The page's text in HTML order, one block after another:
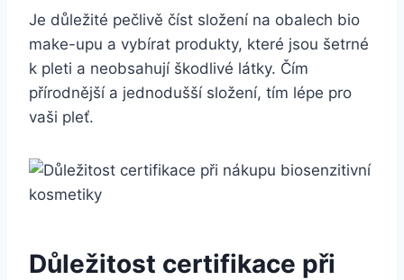
Je ⁢důležité pečlivě číst‌ složení‍ na obalech bio
make-upu a vybírat produkty, které⁢ jsou ⁢šetrné‍
k ⁢pleti a neobsahují škodlivé látky.⁣ Čím
přírodnější‍ a jednodušší složení, ​tím lépe pro
vaši ​pleť.
Důležitost⁢ certifikace při